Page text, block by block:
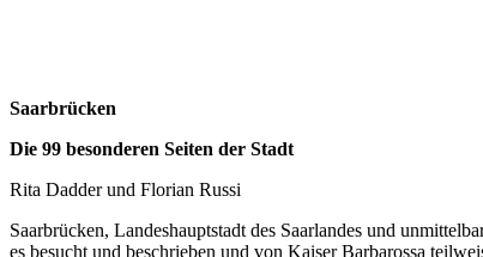
Saarbrücken
Die 99 besonderen Seiten der Stadt
Rita Dadder und Florian Russi
Saarbrücken, Landeshauptstadt des Saarlandes und
es besucht und beschrieben und von Kaiser Barbarossa